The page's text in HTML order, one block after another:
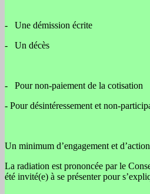
- Une démission écrite
- Un décès
- Pour non-paiement de la cotisation
- Pour désintéressement et non-
Un minimum d’engagement et
La radiation est prononcée par le
été invité(e) à se présenter pour